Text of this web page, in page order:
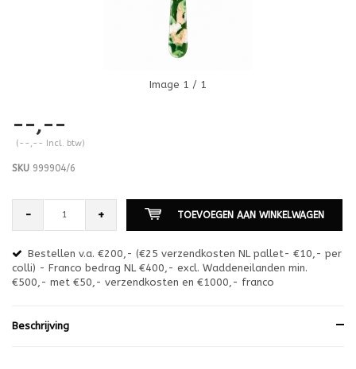
Image 1 / 1
--,--
(--,-- Incl. btw)
SKU 999904/6
- + TOEVOEGEN AAN WINKELWAGEN
Bestellen v.a. €200,- (€25 verzendkosten NL pallet- €10,- per
colli) - Franco bedrag NL €400,- excl. Waddeneilanden min.
€500,- met €50,- verzendkosten en €1000,- franco
Beschrijving